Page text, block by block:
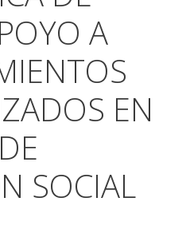
A
EN
SOCIAL